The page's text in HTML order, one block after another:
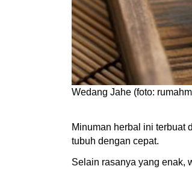
Wedang Jahe (foto:
Minuman herbal ini terbuat
tubuh dengan cepat.
Selain rasanya yang enak,